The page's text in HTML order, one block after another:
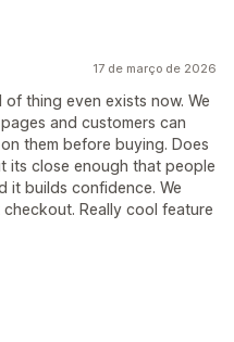
17 de março de 2026
thing even exists now. We
and customers can
them before buying. Does
its close enough that people
it builds confidence. We
Really cool feature